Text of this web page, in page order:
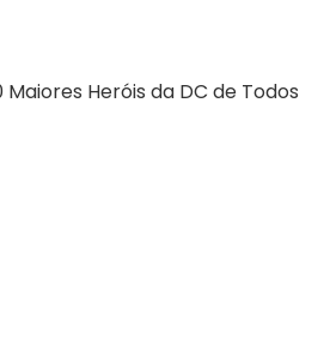
Maiores Heróis da DC de Todos